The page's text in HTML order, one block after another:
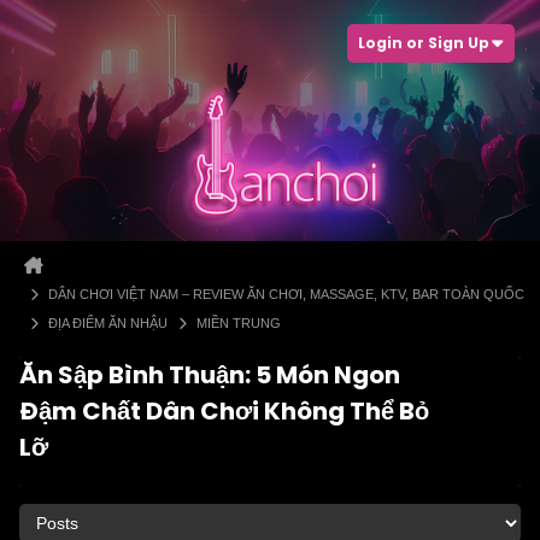
Login or Sign Up
DÂN CHƠI VIỆT NAM – REVIEW ĂN CHƠI, MASSAGE, KTV, BAR TOÀN QUỐC
ĐỊA ĐIỂM ĂN NHẬU
MIỀN TRUNG
Ăn Sập Bình Thuận: 5 Món Ngon
Đậm Chất Dân Chơi Không Thể Bỏ
Lỡ